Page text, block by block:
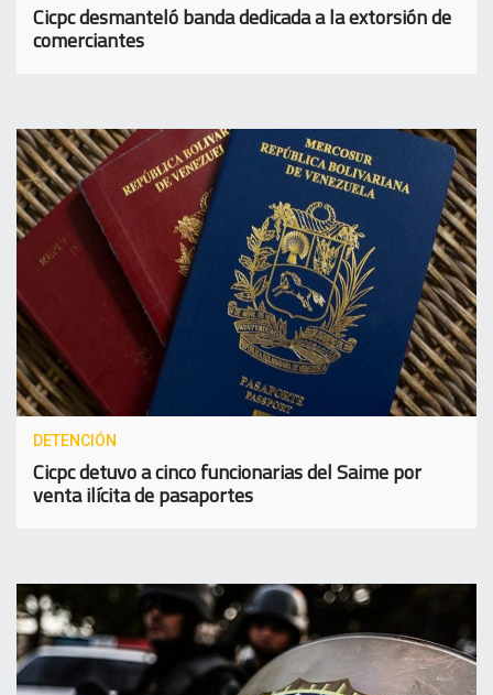
Cicpc desmanteló banda dedicada a la extorsión de
comerciantes
DETENCIÓN
Cicpc detuvo a cinco funcionarias del Saime por
venta ilícita de pasaportes